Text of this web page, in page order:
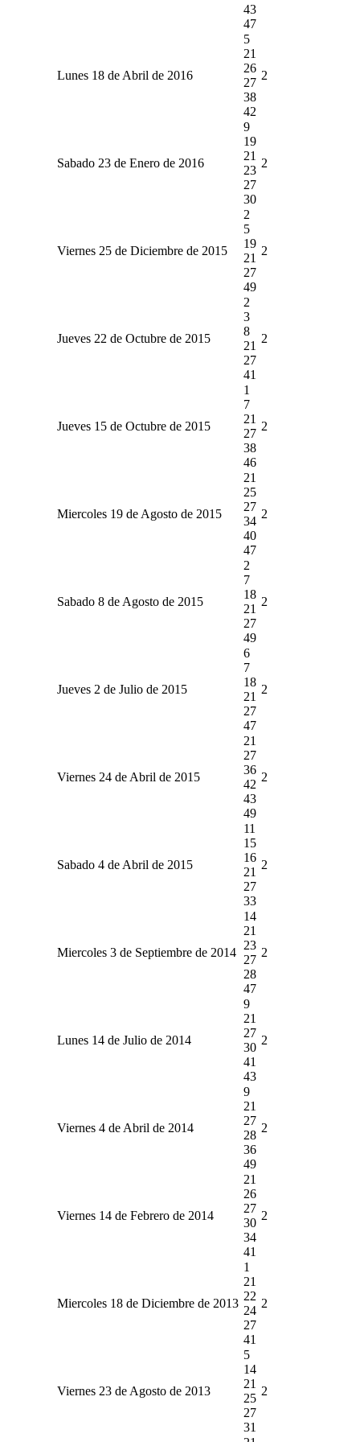
43
47
Lunes 18 de Abril de 2016
5
21
26
27
38
42
2
Sabado 23 de Enero de 2016
9
19
21
23
27
30
2
Viernes 25 de Diciembre de 2015
2
5
19
21
27
49
2
Jueves 22 de Octubre de 2015
2
3
8
21
27
41
2
Jueves 15 de Octubre de 2015
1
7
21
27
38
46
2
Miercoles 19 de Agosto de 2015
21
25
27
34
40
47
2
Sabado 8 de Agosto de 2015
2
7
18
21
27
49
2
Jueves 2 de Julio de 2015
6
7
18
21
27
47
2
Viernes 24 de Abril de 2015
21
27
36
42
43
49
2
Sabado 4 de Abril de 2015
11
15
16
21
27
33
2
Miercoles 3 de Septiembre de 2014
14
21
23
27
28
47
2
Lunes 14 de Julio de 2014
9
21
27
30
41
43
2
Viernes 4 de Abril de 2014
9
21
27
28
36
49
2
Viernes 14 de Febrero de 2014
21
26
27
30
34
41
2
Miercoles 18 de Diciembre de 2013
1
21
22
24
27
41
2
Viernes 23 de Agosto de 2013
5
14
21
25
27
31
2